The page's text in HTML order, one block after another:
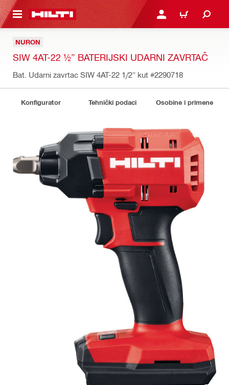
SADRŽAJ PRIJAVITE SE ILI SE
KORPA
NURON
SIW 4AT-22 ½” BATERIJSKI UDARNI ZAVRTAČ
Bat. Udarni zavrtac SIW 4AT-22 1/2" kut #2290718
Konfigurator Tehnički podaci Osobine i primene